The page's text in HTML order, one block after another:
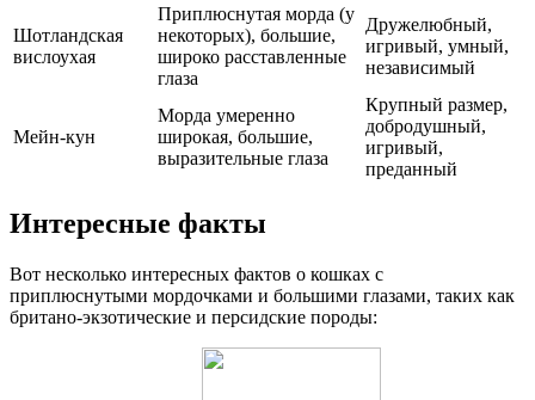
Шотландская
вислоухая
Приплюснутая морда (у
некоторых), большие,
широко расставленные
глаза
Дружелюбный,
игривый, умный,
независимый
Мейн-кун
Морда умеренно
широкая, большие,
выразительные глаза
Крупный размер,
добродушный,
игривый,
преданный
Интересные факты
Вот несколько интересных фактов о кошках с
приплюснутыми мордочками и большими глазами, таких как
британо-экзотические и персидские породы: